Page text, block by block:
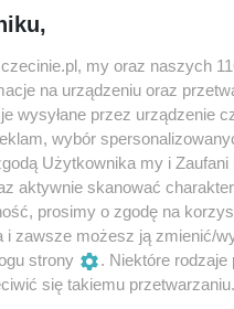
Za ile?
20/22 zł
córki i udany
także w
my oraz naszych
na urządzeniu oraz
wysyłane przez urządzenie
wybór
Użytkownika my i
aktywnie skanować
prosimy o zgodę na
i zawsze możesz ją zmienić/
strony
. Niektóre
się takiemu